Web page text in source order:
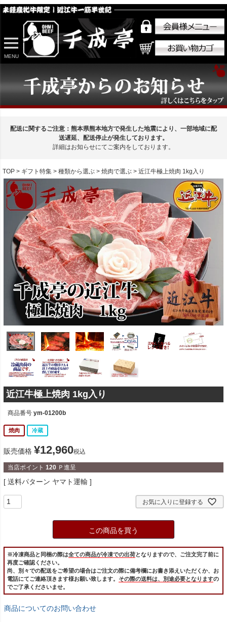
MENU
配送に関するご注意：熊本県熊本地方で発生した地震により、一部地域に配
送遅延、配送停止が発生しております。
詳細はお知らせにてご案内をしております。
TOP ギフト特集 種類から選ぶ 焼肉で選ぶ 近江牛極上焼肉 1kg入り
近江牛極上焼肉 1kg入り
商品番号 ym-01200b
焼肉 冷蔵
販売価格 ¥12,960税込
当店ポイント 120 Ｐ進呈
送料パターン ヤマト運輸
お気に入りに登録する
この商品を買う
※冷凍商品と同梱の際は全ての商品が冷凍での出荷となりますので、ご注文完了前に
再度ご確認ください。
尚、別々での配送をご希望の場合はご注文の際に備考欄にお書き添えいただくか、お
電話にてご連絡頂きます様お願い致します。 その際の送料は、別途必要となりますの
でご了承くださいませ。
商品についてのお問い合わせ